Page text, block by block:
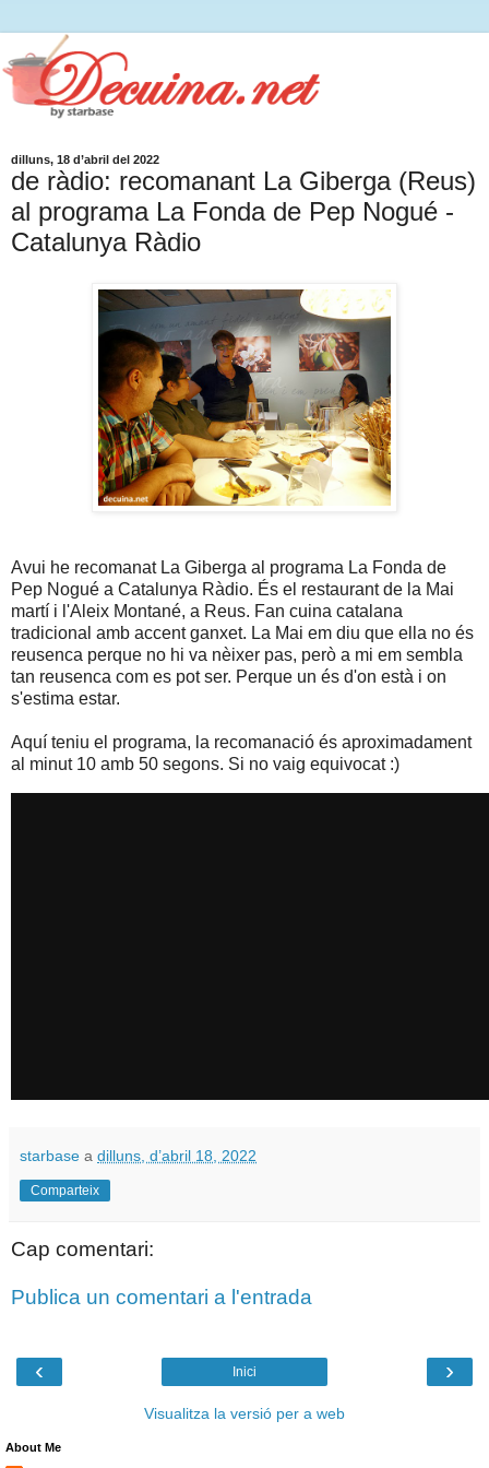
dilluns, 18 d’abril del 2022
de ràdio: recomanant La Giberga (Reus)
al programa La Fonda de Pep Nogué -
Catalunya Ràdio
Avui he recomanat La Giberga al programa La Fonda de
Pep Nogué a Catalunya Ràdio. És el restaurant de la Mai
martí i l'Aleix Montané, a Reus. Fan cuina catalana
tradicional amb accent ganxet. La Mai em diu que ella no és
reusenca perque no hi va nèixer pas, però a mi em sembla
tan reusenca com es pot ser. Perque un és d'on està i on
s'estima estar.
Aquí teniu el programa, la recomanació és aproximadament
al minut 10 amb 50 segons. Si no vaig equivocat :)
starbase a dilluns, d’abril 18, 2022
Comparteix
Cap comentari:
Publica un comentari a l'entrada
‹ ›
Inici
Visualitza la versió per a web
About Me